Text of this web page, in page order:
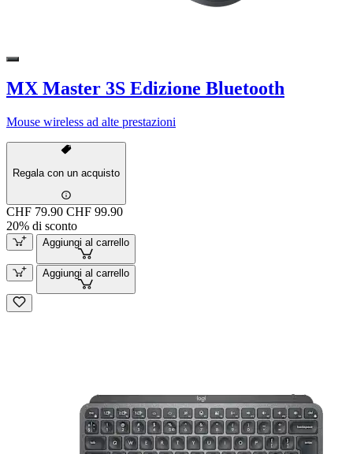
MX Master 3S Edizione Bluetooth
Mouse wireless ad alte prestazioni
Regala con un acquisto
CHF 79.90 CHF 99.90
20% di sconto
Aggiungi al carrello
Aggiungi al carrello